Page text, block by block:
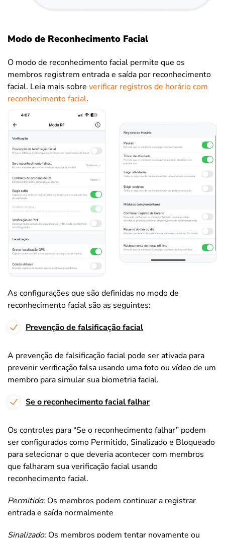
Modo de Reconhecimento Facial
O modo de reconhecimento facial permite que os
membros registrem entrada e saída por reconhecimento
facial. Leia mais sobre verificar registros de horário com
reconhecimento facial.
As configurações que são definidas no modo de
reconhecimento facial são as seguintes:
Prevenção de falsificação facial
A prevenção de falsificação facial pode ser ativada para
prevenir verificação falsa usando uma foto ou vídeo de um
membro para simular sua biometria facial.
Se o reconhecimento facial falhar
Os controles para “Se o reconhecimento falhar” podem
ser configurados como Permitido, Sinalizado e Bloqueado
para selecionar o que deveria acontecer com membros
que falharam sua verificação facial usando
reconhecimento facial.
Permitido: Os membros podem continuar a registrar
entrada e saída normalmente
Sinalizado: Os membros podem tentar novamente ou